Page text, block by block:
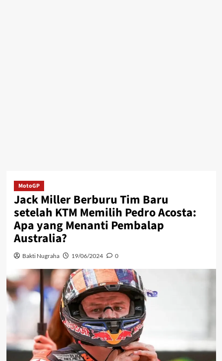
MotoGP
Jack Miller Berburu Tim Baru
setelah KTM Memilih Pedro Acosta:
Apa yang Menanti Pembalap
Australia?
Bakti Nugraha 19/06/2024 0